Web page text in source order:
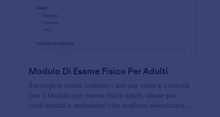
Modulo Di Esame Fisico Per Adulti
Raccogli in modo ordinato i dati per visite e controlli
con il Modulo per esame fisico adulti, ideale per
studi medici e ambulatori che vogliono velocizzare la